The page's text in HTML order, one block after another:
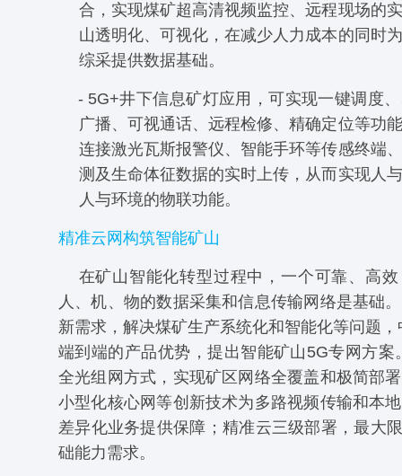
合，实现煤矿超高清视频监控、远程现场的
山透明化、可视化，在减少人力成本的同时
综采提供数据基础。
- 5G+井下信息矿灯应用，可实现一键调度
广播、可视通话、远程检修、精确定位等功
连接激光瓦斯报警仪、智能手环等传感终端
测及生命体征数据的实时上传，从而实现人
人与环境的物联功能。
精准云网构筑智能矿山
在矿山智能化转型过程中，一个可靠、高
人、机、物的数据采集和信息传输网络是基础
新需求，解决煤矿生产系统化和智能化等问题
端到端的产品优势，提出智能矿山5G专网方案
全光组网方式，实现矿区网络全覆盖和极简部
小型化核心网等创新技术为多路视频传输和本
差异化业务提供保障；精准云三级部署，最大
础能力需求。